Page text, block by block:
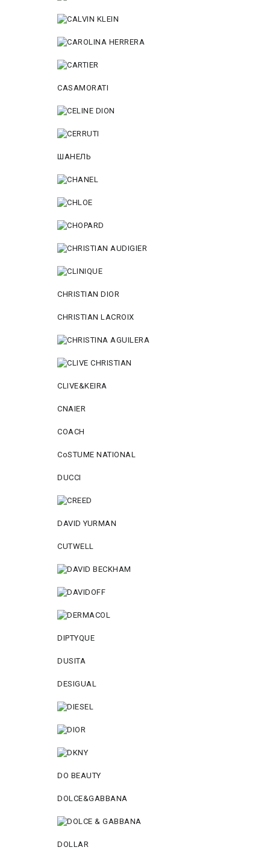
CASAMORATI
ШАНЕЛЬ
CHRISTIAN DIOR
CHRISTIAN LACROIX
CLIVE&KEIRA
CNAIER
COACH
CoSTUME NATIONAL
DUCCI
DAVID YURMAN
CUTWELL
DIPTYQUE
DUSITA
DESIGUAL
DO BEAUTY
DOLCE&GABBANA
DOLLAR